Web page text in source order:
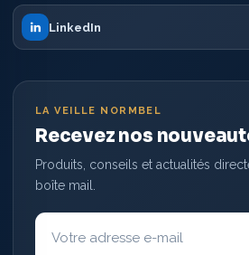
LinkedIn
LA VEILLE NORMBEL
Recevez nos
Produits, conseils et actualités
boîte mail.
Votre
adresse